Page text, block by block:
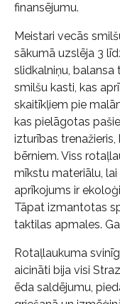
finansējumu.
Meistari vecās
sākumā uzslēja 3
slidkalniņu, balansa
smilšu kasti, kas
skaitīkļiem pie
kas pielāgotas
izturības
bērniem. Viss
mīkstu materiālu,
aprīkojums ir
Tāpat izmantotas
taktilas apmales.
Rotaļlaukuma
aicināti bija visi
ēda saldējumu,